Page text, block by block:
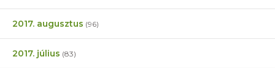
2017. augusztus (96)
2017. július (83)